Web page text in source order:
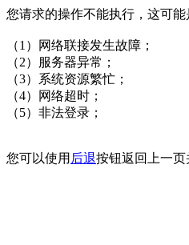
您请求的操作不能执行，这可能
（1）网络联接发生故障；
（2）服务器异常；
（3）系统资源繁忙；
（4）网络超时；
（5）非法登录；
您可以使用 后退按钮返回上一